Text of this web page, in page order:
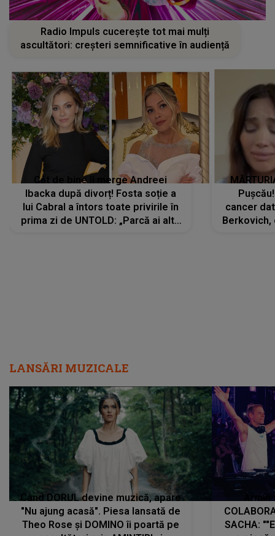
Radio Impuls cucerește tot mai mulți
ascultători: creșteri semnificative în audiență
Cât de bine îi merge Andreei
Ibacka după divorț! Fosta soție a
lui Cabral a întors toate privirile în
prima zi de UNTOLD: „Parcă ai altă
cancer
LANSĂRI MUZICALE
Când DORUL devine muzică, apare
"Nu ajung acasă". Piesa lansată de
Theo Rose și DOMINO îi poartă pe
SACHA: